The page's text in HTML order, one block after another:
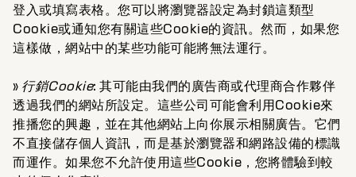
登入或填寫表格。您可以將瀏覽器設定為封鎖這類型
Cookie或通知您有關這些Cookie的資訊。然而，如果您
這樣做，網站中的某些功能可能將無法運行。
» 行銷Cookie: 其可能由我們的廣告商或代理商合作夥伴
透過我們的網站所設定。這些公司可能會利用Cookie來
推播您的興趣，並在其他網站上向你展示相關廣告。它們
不直接儲存個人資訊，而是基於瀏覽器和網路設備的標識
而運作。如果您不允許使用這些Cookie，您將體驗到較